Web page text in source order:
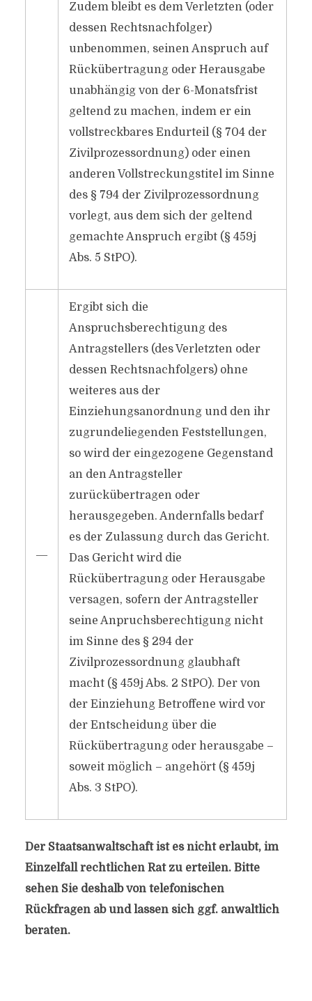
Zudem bleibt es dem Verletzten (oder
dessen Rechtsnachfolger)
unbenommen, seinen Anspruch auf
Rückübertragung oder Herausgabe
unabhängig von der 6-Monatsfrist
geltend zu machen, indem er ein
vollstreckbares Endurteil (§ 704 der
Zivilprozessordnung) oder einen
anderen Vollstreckungstitel im Sinne
des § 794 der Zivilprozessordnung
vorlegt, aus dem sich der geltend
gemachte Anspruch ergibt (§ 459j
Abs. 5 StPO).
―
Ergibt sich die
Anspruchsberechtigung des
Antragstellers (des Verletzten oder
dessen Rechtsnachfolgers) ohne
weiteres aus der
Einziehungsanordnung und den ihr
zugrundeliegenden Feststellungen,
so wird der eingezogene Gegenstand
an den Antragsteller
zurückübertragen oder
herausgegeben. Andernfalls bedarf
es der Zulassung durch das Gericht.
Das Gericht wird die
Rückübertragung oder Herausgabe
versagen, sofern der Antragsteller
seine Anpruchsberechtigung nicht
im Sinne des § 294 der
Zivilprozessordnung glaubhaft
macht (§ 459j Abs. 2 StPO). Der von
der Einziehung Betroffene wird vor
der Entscheidung über die
Rückübertragung oder herausgabe –
soweit möglich – angehört (§ 459j
Abs. 3 StPO).
Der Staatsanwaltschaft ist es nicht erlaubt, im
Einzelfall rechtlichen Rat zu erteilen. Bitte
sehen Sie deshalb von telefonischen
Rückfragen ab und lassen sich ggf. anwaltlich
beraten.